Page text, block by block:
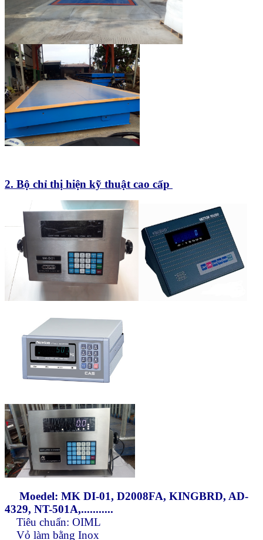
2. Bộ chỉ thị hiện kỹ thuật cao cấp
Moedel: MK DI-01, D2008FA, KINGBRD, AD-
4329, NT-501A,...........
Tiêu chuẩn: OIML
Vỏ làm bằng Inox